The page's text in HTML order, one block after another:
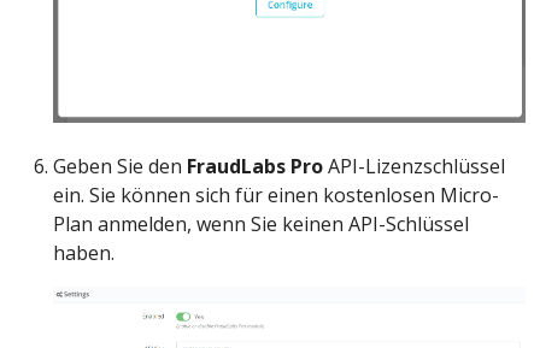
Geben Sie den FraudLabs ProAPI-Lizenzschlüssel
ein. Sie können sich für einen kostenlosen Micro-
Plan anmelden, wenn Sie keinen API-Schlüssel
haben.